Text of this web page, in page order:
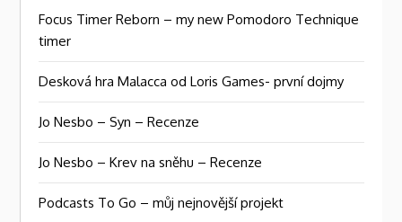
Focus Timer Reborn – my new Pomodoro Technique
timer
Desková hra Malacca od Loris Games- první dojmy
Jo Nesbo – Syn – Recenze
Jo Nesbo – Krev na sněhu – Recenze
Podcasts To Go – můj nejnovější projekt